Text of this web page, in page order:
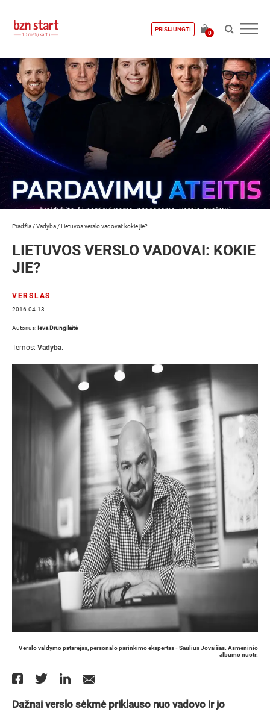
PRISIJUNGTI
0
Pradžia /Vadyba /Lietuvos verslo vadovai: kokie jie?
LIETUVOS VERSLO VADOVAI: KOKIE
JIE?
VERSLAS
2016.04.13
Autorius: Ieva Drungilaitė
Temos: Vadyba.
Verslo valdymo patarėjas, personalo parinkimo ekspertas - Saulius Jovaišas. Asmeninio
albumo nuotr.
Dažnai verslo sėkmė priklauso nuo vadovo ir jo